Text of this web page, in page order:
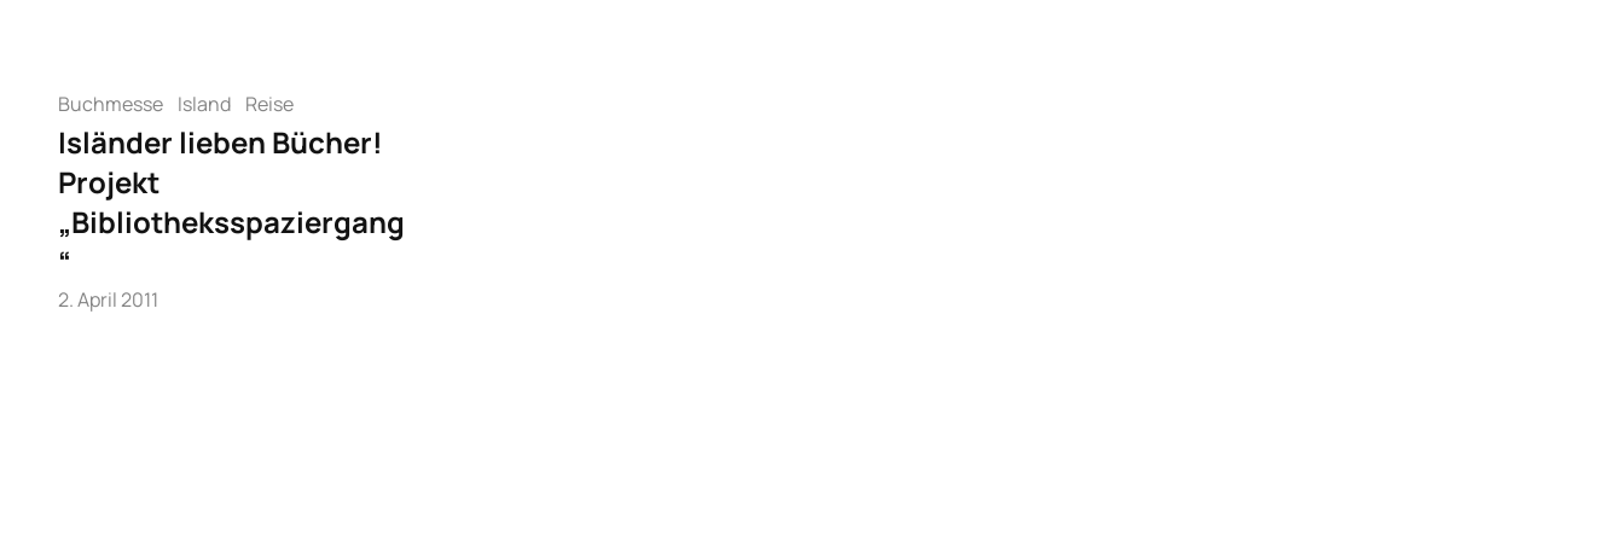
Buchmesse Island Reise
Isländer lieben Bücher!
Projekt
„Bibliotheksspaziergang
“
2. April 2011